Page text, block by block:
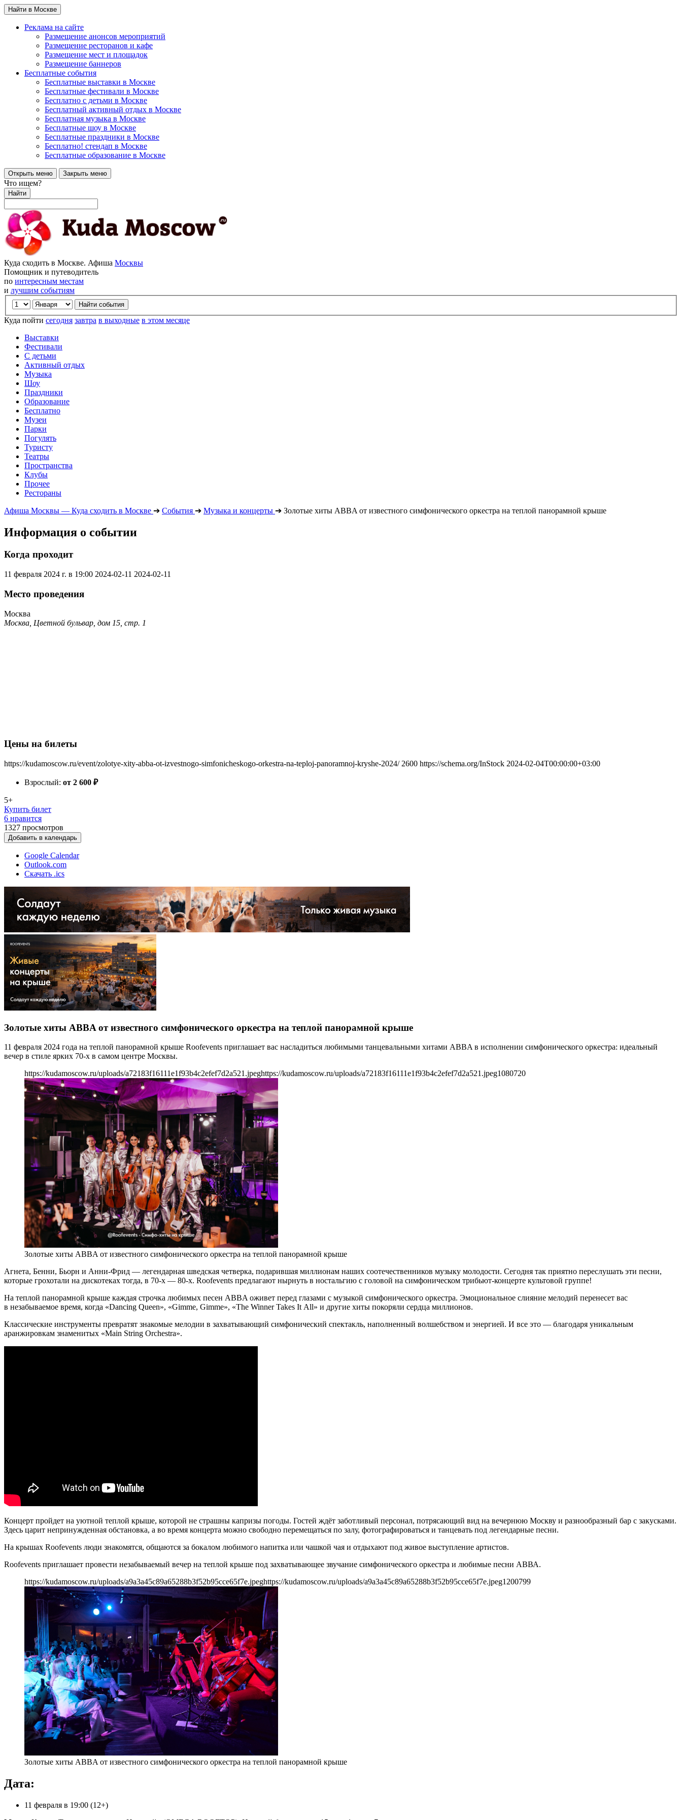
Найти в Москве
Реклама на сайте
Размещение анонсов мероприятий
Размещение ресторанов и кафе
Размещение мест и площадок
Размещение баннеров
Бесплатные события
Бесплатные выставки в Москве
Бесплатные фестивали в Москве
Бесплатно с детьми в Москве
Бесплатный активный отдых в Москве
Бесплатная музыка в Москве
Бесплатные шоу в Москве
Бесплатные праздники в Москве
Бесплатно! стендап в Москве
Бесплатные образование в Москве
Открыть меню Закрыть меню
Что ищем?
Найти
Куда сходить в Москве. Афиша Москвы
Помощник и путеводитель
по интересным местам
и лучшим событиям
Куда пойти сегодня завтра в выходные в этом месяце
Выставки
Фестивали
С детьми
Активный отдых
Музыка
Шоу
Праздники
Образование
Бесплатно
Музеи
Парки
Погулять
Туристу
Театры
Пространства
Клубы
Прочее
Рестораны
Афиша Москвы — Куда сходить в Москве ➔ События ➔ Музыка и концерты ➔ Золотые хиты ABBA от известного симфонического оркестра на теплой панорамной крыше
Информация о событии
Когда проходит
11 февраля 2024 г. в 19:00 2024-02-11 2024-02-11
Место проведения
Москва
Москва, Цветной бульвар, дом 15, стр. 1
Цены на билеты
https://kudamoscow.ru/event/zolotye-xity-abba-ot-izvestnogo-simfonicheskogo-orkestra-na-teploj-panoramnoj-kryshe-2024/ 2600 https://schema.org/InStock 2024-02-04T00:00:00+03:00
Взрослый: от 2 600 ₽
5+
Купить билет
6 нравится
1327 просмотров
Добавить в календарь
Google Calendar
Outlook.com
Скачать .ics
Золотые хиты ABBA от известного симфонического оркестра на теплой панорамной крыше
11 февраля 2024 года на теплой панорамной крыше Roofevents приглашает вас насладиться любимыми танцевальными хитами ABBA в исполнении симфонического оркестра: идеальный
вечер в стиле ярких 70-х в самом центре Москвы.
https://kudamoscow.ru/uploads/a72183f16111e1f93b4c2efef7d2a521.jpeghttps://kudamoscow.ru/uploads/a72183f16111e1f93b4c2efef7d2a521.jpeg1080720
Золотые хиты ABBA от известного симфонического оркестра на теплой панорамной крыше
Агнета, Бенни, Бьорн и Анни-Фрид — легендарная шведская четверка, подарившая миллионам наших соотечественников музыку молодости. Сегодня так приятно переслушать эти песни,
которые грохотали на дискотеках тогда, в 70-х — 80-х. Roofevents предлагают нырнуть в ностальгию с головой на симфоническом трибьют-концерте культовой группе!
На теплой панорамной крыше каждая строчка любимых песен ABBA оживет перед глазами с музыкой симфонического оркестра. Эмоциональное слияние мелодий перенесет вас
в незабываемое время, когда «Dancing Queen», «Gimme, Gimme», «The Winner Takes It All» и другие хиты покоряли сердца миллионов.
Классические инструменты превратят знакомые мелодии в захватывающий симфонический спектакль, наполненный волшебством и энергией. И все это — благодаря уникальным
аранжировкам знаменитых «Main String Orchestra».
Концерт пройдет на уютной теплой крыше, которой не страшны капризы погоды. Гостей ждёт заботливый персонал, потрясающий вид на вечернюю Москву и разнообразный бар с закусками.
Здесь царит непринужденная обстановка, а во время концерта можно свободно перемещаться по залу, фотографироваться и танцевать под легендарные песни.
На крышах Roofevents люди знакомятся, общаются за бокалом любимого напитка или чашкой чая и отдыхают под живое выступление артистов.
Roofevents приглашает провести незабываемый вечер на теплой крыше под захватывающее звучание симфонического оркестра и любимые песни АВВА.
https://kudamoscow.ru/uploads/a9a3a45c89a65288b3f52b95cce65f7e.jpeghttps://kudamoscow.ru/uploads/a9a3a45c89a65288b3f52b95cce65f7e.jpeg1200799
Золотые хиты ABBA от известного симфонического оркестра на теплой панорамной крыше
Дата:
11 февраля в 19:00 (12+)